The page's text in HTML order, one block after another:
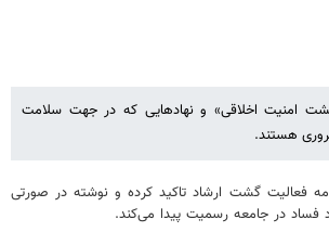
امنیت اخلاقی» و نهادهایی که در جهت سلامت
هستند.
فعالیت گشت ارشاد تاکید کرده و نوشته در صورتی
در جامعه رسمیت پیدا می‌کند.